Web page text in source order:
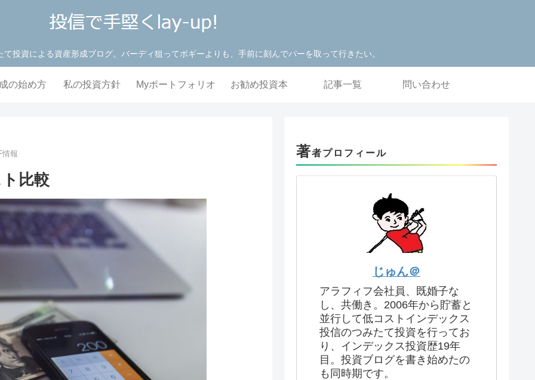
投資による資産形成ブログ。バーディ狙ってボギーよりも、手前に刻んでパーを取って行きたい。
の始め方 私の投資方針 Myポートフォリオ お勧め投資本 記事一覧 問い合わせ
情報
比較
著者プロフィール
じゅん＠
アラフィフ会社員、既婚子な
し、共働き。2006年から貯蓄と
並行して低コストインデックス
投信のつみたて投資を行ってお
り、インデックス投資歴19年
目。投資ブログを書き始めたの
も同時期です。